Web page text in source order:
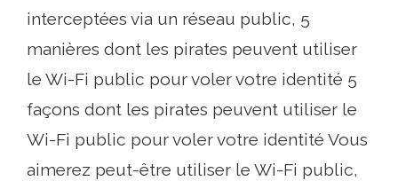
interceptées via un réseau public, 5
manières dont les pirates peuvent utiliser
le Wi-Fi public pour voler votre identité 5
façons dont les pirates peuvent utiliser le
Wi-Fi public pour voler votre identité Vous
aimerez peut-être utiliser le Wi-Fi public,